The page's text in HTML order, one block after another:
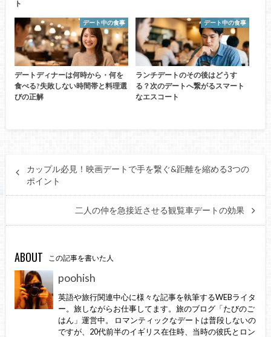
ト
デート中の食事
デートディナーは何時から・何を
食べる?失敗しない時間帯と料理選
びの正解
デート中の食事
ランチデートのその後はどうす
る？次のデートへ繋がるスマート
なエスコート
カップル必見！映画デートで手を繋ぐ&距離を縮める3つの
ポイント
二人の仲を急接近させる観覧車デートの効果
ABOUT この記事を書いた人
poohish
英語や旅行関連中心に様々な記事を執筆するWEBライタ
ー。旅しながらお仕事してます。旅のブログ「たびのご
はん」運営中。 ロマンティックなデートは普段しないの
ですが、20代前半のイギリス在住時、当時の彼氏とロン